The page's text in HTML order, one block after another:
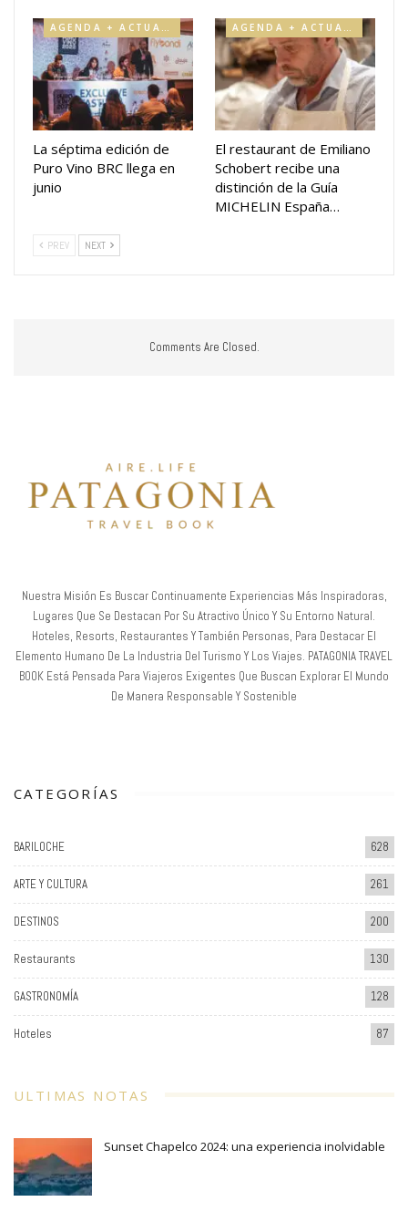
La séptima edición de
Puro Vino BRC llega en
junio
El restaurant de Emiliano
Schobert recibe una
distinción de la Guía
MICHELIN España…
PREV NEXT
Comments Are Closed.
Nuestra Misión Es Buscar Continuamente Experiencias Más Inspiradoras,
Lugares Que Se Destacan Por Su Atractivo Único Y Su Entorno Natural.
Hoteles, Resorts, Restaurantes Y También Personas, Para Destacar El
Elemento Humano De La Industria Del Turismo Y Los Viajes. PATAGONIA TRAVEL
BOOK Está Pensada Para Viajeros Exigentes Que Buscan Explorar El Mundo
De Manera Responsable Y Sostenible
CATEGORÍAS
BARILOCHE 628
ARTE Y CULTURA 261
DESTINOS 200
Restaurants 130
GASTRONOMÍA 128
Hoteles 87
ULTIMAS NOTAS
Sunset Chapelco 2024: una experiencia inolvidable